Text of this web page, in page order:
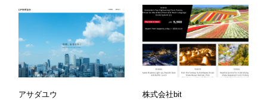
アサダユウ
株式会社bit